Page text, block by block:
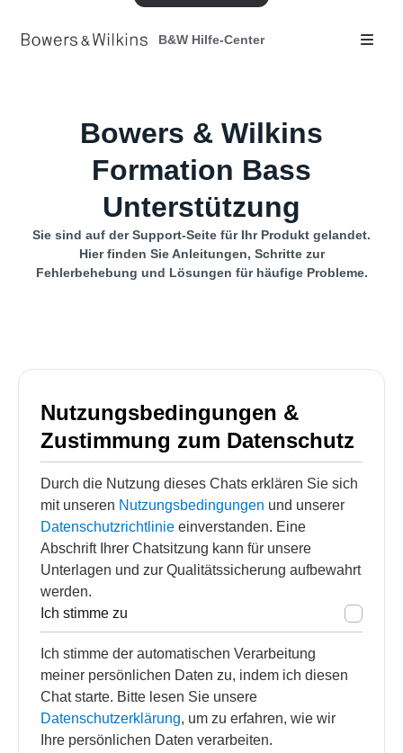
B&W Hilfe-Center
Bowers & Wilkins
Formation Bass
Unterstützung
Sie sind auf der Support-Seite für Ihr Produkt gelandet.
Hier finden Sie Anleitungen, Schritte zur
Fehlerbehebung und Lösungen für häufige Probleme.
Nutzungsbedingungen &
Zustimmung zum Datenschutz
Durch die Nutzung dieses Chats erklären Sie sich
mit unseren Nutzungsbedingungen und unserer
Datenschutzrichtlinie einverstanden. Eine
Abschrift Ihrer Chatsitzung kann für unsere
Unterlagen und zur Qualitätssicherung aufbewahrt
werden.
Ich stimme zu
Ich stimme der automatischen Verarbeitung
meiner persönlichen Daten zu, indem ich diesen
Chat starte. Bitte lesen Sie unsere
Datenschutzerklärung, um zu erfahren, wie wir
Ihre persönlichen Daten verarbeiten.